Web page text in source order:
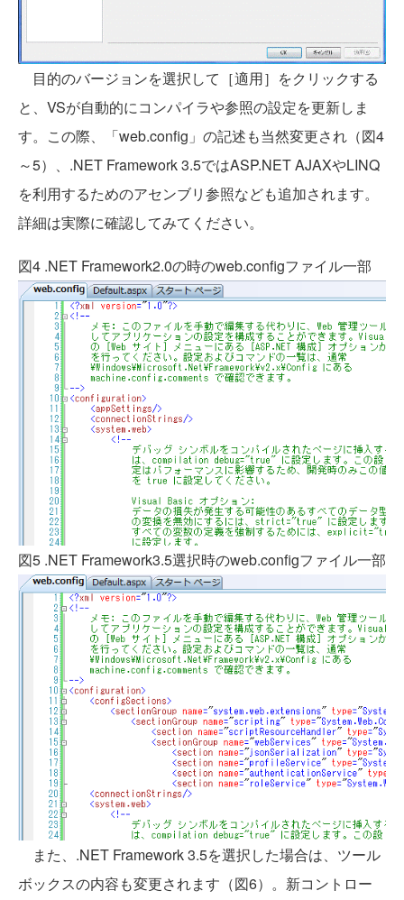
目的のバージョンを選択して［適用］をクリックする
と、VSが自動的にコンパイラや参照の設定を更新しま
す。この際、「web.config」の記述も当然変更され（図4
～5）、.NET Framework 3.5ではASP.NET AJAXやLINQ
を利用するためのアセンブリ参照なども追加されます。
詳細は実際に確認してみてください。
図4 .NET Framework2.0の時のweb.configファイル一部
図5 .NET Framework3.5選択時のweb.configファイル一部
また、.NET Framework 3.5を選択した場合は、ツール
ボックスの内容も変更されます（図6）。新コントロー